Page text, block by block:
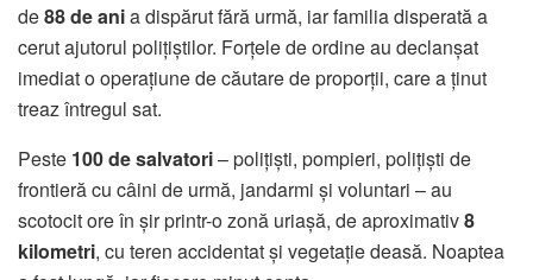
de88 de ania dispărut fără urmă, iar familia disperată a
cerut ajutorul polițiștilor. Forțele de ordine au declanșat
imediat o operațiune de căutare de proporții, care a ținut
treaz întregul sat.
Peste 100 de salvatori– polițiști, pompieri, polițiști de
frontieră cu câini de urmă, jandarmi și voluntari – au
scotocit ore în șir printr-o zonă uriașă, de aproximativ8
kilometri, cu teren accidentat și vegetație deasă. Noaptea